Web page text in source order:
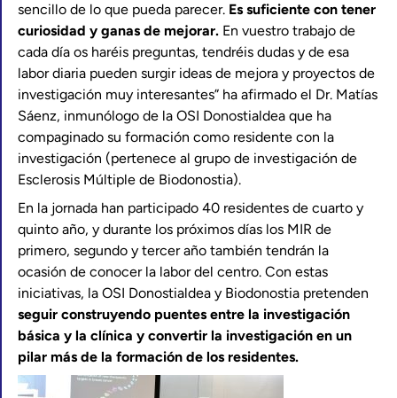
sencillo de lo que pueda parecer. Es suficiente con tener
curiosidad y ganas de mejorar. En vuestro trabajo de
cada día os haréis preguntas, tendréis dudas y de esa
labor diaria pueden surgir ideas de mejora y proyectos de
investigación muy interesantes” ha afirmado el Dr. Matías
Sáenz, inmunólogo de la OSI Donostialdea que ha
compaginado su formación como residente con la
investigación (pertenece al grupo de investigación de
Esclerosis Múltiple de Biodonostia).
En la jornada han participado 40 residentes de cuarto y
quinto año, y durante los próximos días los MIR de
primero, segundo y tercer año también tendrán la
ocasión de conocer la labor del centro. Con estas
iniciativas, la OSI Donostialdea y Biodonostia pretenden
seguir construyendo puentes entre la investigación
básica y la clínica y convertir la investigación en un
pilar más de la formación de los residentes.